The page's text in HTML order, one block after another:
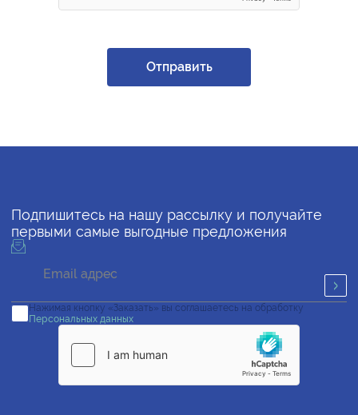
Отправить
Подпишитесь на нашу рассылку и получайте
первыми самые выгодные предложения
Нажимая кнопку «Заказать» вы соглашаетесь на обработку
Персональных данных